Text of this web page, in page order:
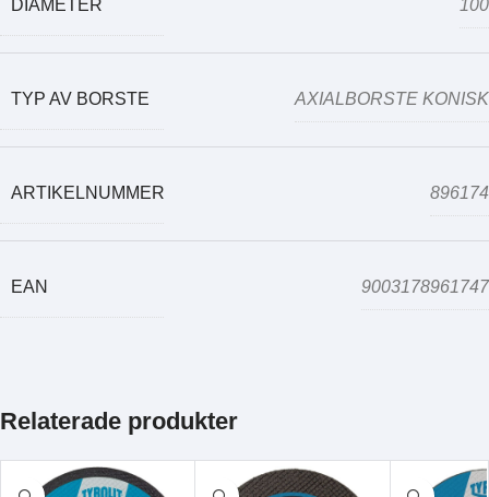
DIAMETER 100
TYP AV BORSTE AXIALBORSTE KONISK
ARTIKELNUMMER 896174
EAN 9003178961747
Relaterade produkter